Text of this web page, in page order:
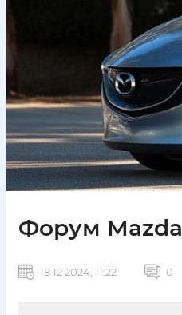
Форум
18 12 2024, 11:22 0